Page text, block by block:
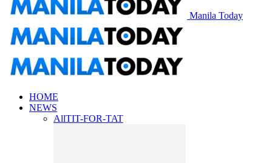
Manila Today
HOME
NEWS
AllTIT-FOR-TAT